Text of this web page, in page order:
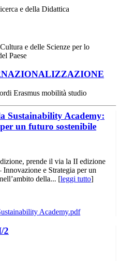
e della Didattica
e delle Scienze per lo
Paese
Erasmus mobilità studio
Sustainability Academy:
un futuro sostenibile
prende il via la II edizione
e Strategia per un
della... [leggi tutto]
2